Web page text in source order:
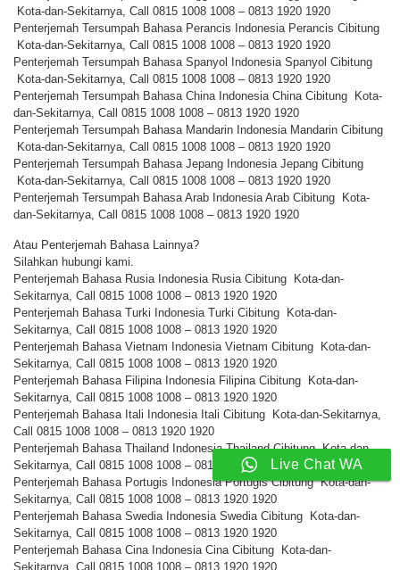
Kota-dan-Sekitarnya, Call 0815 1008 1008 – 0813 1920 1920
Penterjemah Tersumpah Bahasa Perancis Indonesia Perancis Cibitung
Kota-dan-Sekitarnya, Call 0815 1008 1008 – 0813 1920 1920
Penterjemah Tersumpah Bahasa Spanyol Indonesia Spanyol Cibitung
Kota-dan-Sekitarnya, Call 0815 1008 1008 – 0813 1920 1920
Penterjemah Tersumpah Bahasa China Indonesia China Cibitung Kota-
dan-Sekitarnya, Call 0815 1008 1008 – 0813 1920 1920
Penterjemah Tersumpah Bahasa Mandarin Indonesia Mandarin Cibitung
Kota-dan-Sekitarnya, Call 0815 1008 1008 – 0813 1920 1920
Penterjemah Tersumpah Bahasa Jepang Indonesia Jepang Cibitung
Kota-dan-Sekitarnya, Call 0815 1008 1008 – 0813 1920 1920
Penterjemah Tersumpah Bahasa Arab Indonesia Arab Cibitung Kota-
dan-Sekitarnya, Call 0815 1008 1008 – 0813 1920 1920
Atau Penterjemah Bahasa Lainnya?
Silahkan hubungi kami.
Penterjemah Bahasa Rusia Indonesia Rusia Cibitung Kota-dan-
Sekitarnya, Call 0815 1008 1008 – 0813 1920 1920
Penterjemah Bahasa Turki Indonesia Turki Cibitung Kota-dan-
Sekitarnya, Call 0815 1008 1008 – 0813 1920 1920
Penterjemah Bahasa Vietnam Indonesia Vietnam Cibitung Kota-dan-
Sekitarnya, Call 0815 1008 1008 – 0813 1920 1920
Penterjemah Bahasa Filipina Indonesia Filipina Cibitung Kota-dan-
Sekitarnya, Call 0815 1008 1008 – 0813 1920 1920
Penterjemah Bahasa Itali Indonesia Itali Cibitung Kota-dan-Sekitarnya,
Call 0815 1008 1008 – 0813 1920 1920
Penterjemah Bahasa Thailand Indonesia Thailand Cibitung Kota-dan-
Sekitarnya, Call 0815 1008 1008 – 0813 1920 1920
Penterjemah Bahasa Portugis Indonesia Portugis Cibitung Kota-dan-
Sekitarnya, Call 0815 1008 1008 – 0813 1920 1920
Penterjemah Bahasa Swedia Indonesia Swedia Cibitung Kota-dan-
Sekitarnya, Call 0815 1008 1008 – 0813 1920 1920
Penterjemah Bahasa Cina Indonesia Cina Cibitung Kota-dan-
Sekitarnya, Call 0815 1008 1008 – 0813 1920 1920
Live Chat WA